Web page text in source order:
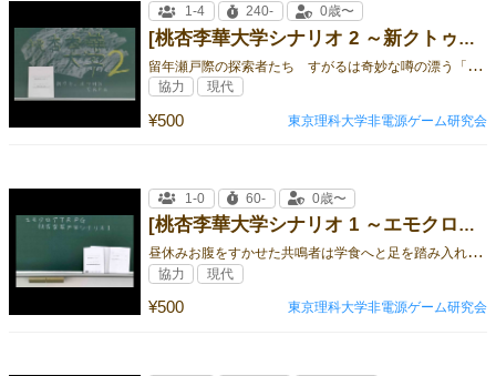
[桃杏李華大学シナリオ 2 ～新クトゥルフ神話TRPGシナリオ～ ]
留
年瀬戸際の探索者たち すがるは奇妙な噂の漂う「神」講義 いざ留年回避!
¥500
1-4 240- 0歳〜
協力 現代
東京理科大学非電源ゲーム研究会
[桃杏李華大学シナリオ 1 ～エモクロアTRPGシナリオ～]
昼
休みお腹をすかせた共鳴者は学食へと足を踏み入れる。
¥500
1-0 60- 0歳〜
協力 現代
東京理科大学非電源ゲーム研究会